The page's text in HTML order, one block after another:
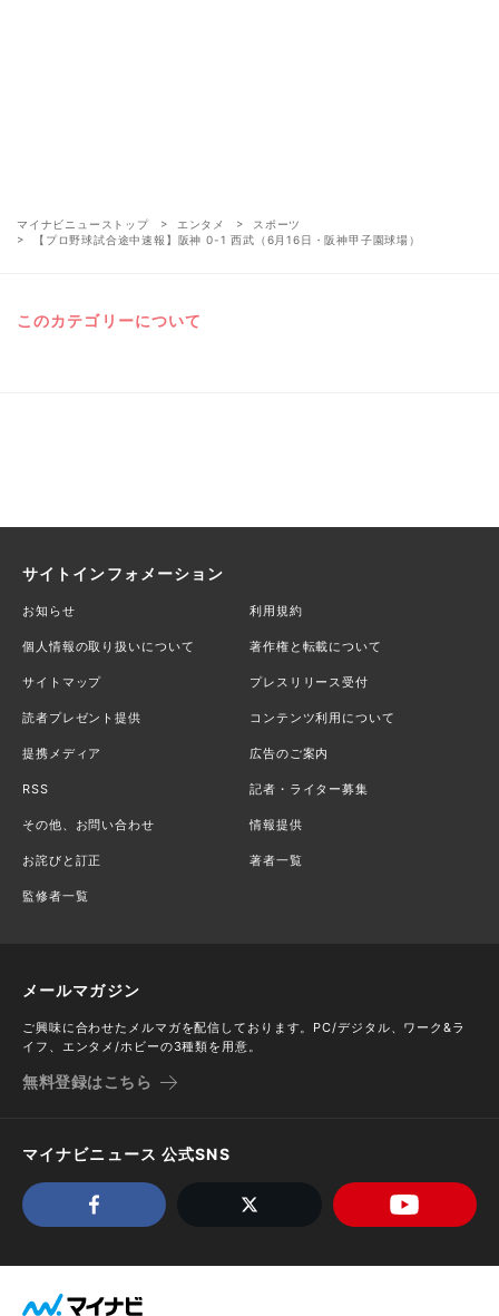
マイナビニューストップ エンタメ
スポーツ
【プロ野球試合途中速報】阪神 0-1 西武（6月16日・阪神甲子園球場）
このカテゴリーについて
サイトインフォメーション
お知らせ 利用規約
個人情報の取り扱いについて 著作権と転載について
サイトマップ プレスリリース受付
読者プレゼント提供 コンテンツ利用について
提携メディア 広告のご案内
RSS 記者・ライター募集
その他、お問い合わせ 情報提供
お詫びと訂正 著者一覧
監修者一覧
メールマガジン
ご興味に合わせたメルマガを配信しております。PC/デジタル、ワーク&ラ
イフ、エンタメ/ホビーの3種類を用意。
無料登録はこちら
マイナビニュース 公式SNS